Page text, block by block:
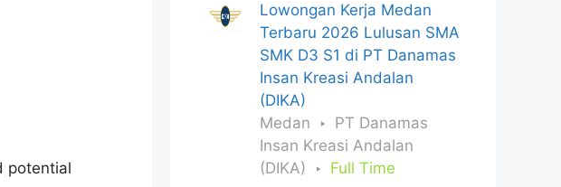
potential
Lowongan Kerja Medan
Terbaru 2026 Lulusan SMA
SMK D3 S1 di PT Danamas
Insan Kreasi Andalan
(DIKA)
Medan
PT Danamas
Insan Kreasi Andalan
(DIKA)
Full Time